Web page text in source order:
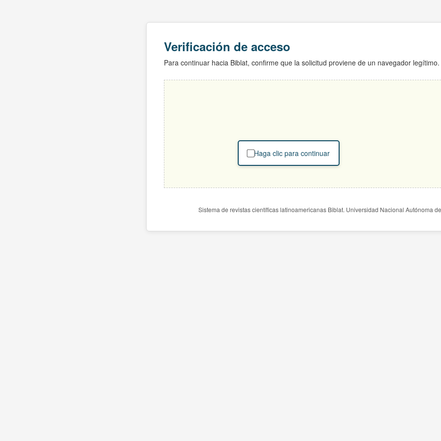
Verificación de acceso
Para continuar hacia Biblat, confirme que la solicitud proviene de un navegador legítimo.
Haga clic para continuar
Sistema de revistas científicas latinoamericanas Biblat. Universidad Nacional Autónoma